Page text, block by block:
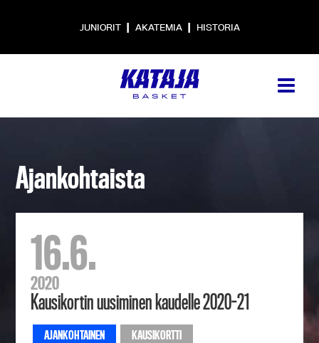
JUNIORIT | AKATEMIA | HISTORIA
Ajankohtaista
16.6.
2020
Kausikortin uusiminen kaudelle 2020-21
AJANKOHTAINEN KAUSIKORTTI